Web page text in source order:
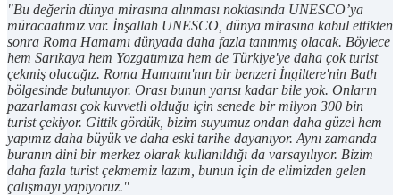
"Bu değerin dünya mirasına alınması noktasında UNESCO’ya
müracaatımız var. İnşallah UNESCO, dünya mirasına kabul ettikten
sonra Roma Hamamı dünyada daha fazla tanınmış olacak. Böylece
hem Sarıkaya hem Yozgatımıza hem de Türkiye'ye daha çok turist
çekmiş olacağız. Roma Hamamı'nın bir benzeri İngiltere'nin Bath
bölgesinde bulunuyor. Orası bunun yarısı kadar bile yok. Onların
pazarlaması çok kuvvetli olduğu için senede bir milyon 300 bin
turist çekiyor. Gittik gördük, bizim suyumuz ondan daha güzel hem
yapımız daha büyük ve daha eski tarihe dayanıyor. Aynı zamanda
buranın dini bir merkez olarak kullanıldığı da varsayılıyor. Bizim
daha fazla turist çekmemiz lazım, bunun için de elimizden gelen
çalışmayı yapıyoruz."